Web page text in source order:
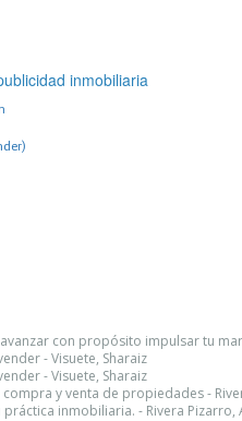
inmobiliaria
avanzar con propósito impulsar tu
- Visuete, Sharaiz
- Visuete, Sharaiz
y venta de propiedades -
inmobiliaria. - Rivera Pizarro,